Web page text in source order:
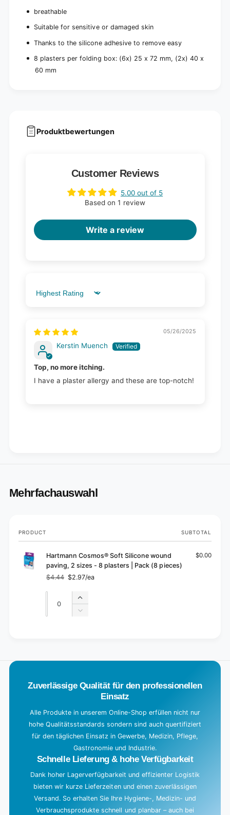
breathable
Suitable for sensitive or damaged skin
Thanks to the silicone adhesive to remove easy
8 plasters per folding box: (6x) 25 x 72 mm, (2x) 40 x
60 mm
Produktbewertungen
Customer Reviews
5.00 out of 5
Based on 1 review
Write a review
Sort by
05/26/2025
Kerstin Muench
Top, no more itching.
I have a plaster allergy and these are top-notch!
Mehrfachauswahl
Your
cart
PRODUCT SUBTOTAL
Hartmann Cosmos® Soft Silicone wound
paving, 2 sizes - 8 plasters | Pack (8 pieces)
Regular
price
$4.44
Sale
price
$2.97/ea
$0.00
Quantity
Increase
quantity
Decrease
a
Zuverlässige Qualität für den professionellen
Einsatz
Alle Produkte in unserem Online-Shop erfüllen nicht nur
hohe Qualitätsstandards sondern sind auch quertifiziert
für den täglichen Einsatz in Gewerbe, Medizin, Pflege,
Gastronomie und Industrie.
Schnelle Lieferung & hohe Verfügbarkeit
Dank hoher Lagerverfügbarkeit und effizienter Logistik
bieten wir kurze Lieferzeiten und einen zuverlässigen
Versand. So erhalten Sie Ihre Hygiene-, Medizin- und
Verbrauchsprodukte schnell und planbar – auch bei